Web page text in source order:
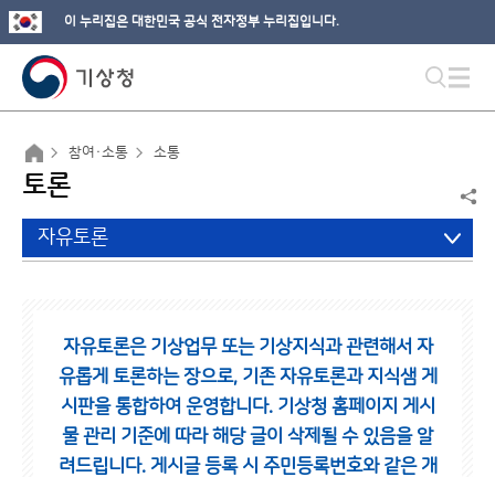
이 누리집은 대한민국 공식 전자정부 누리집입니다.
참여·소통 소통
토론
자유토론
자유토론은 기상업무 또는 기상지식과 관련해서 자
유롭게 토론하는 장으로, 기존 자유토론과 지식샘 게
시판을 통합하여 운영합니다. 기상청 홈페이지 게시
물 관리 기준에 따라 해당 글이 삭제될 수 있음을 알
려드립니다. 게시글 등록 시 주민등록번호와 같은 개